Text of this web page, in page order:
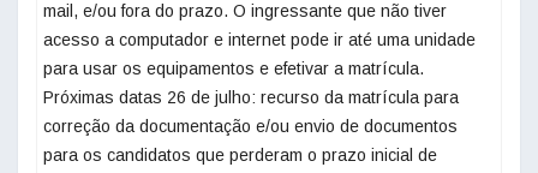
mail, e/ou fora do prazo. O ingressante que não tiver
acesso a computador e internet pode ir até uma unidade
para usar os equipamentos e efetivar a matrícula.
Próximas datas 26 de julho: recurso da matrícula para
correção da documentação e/ou envio de documentos
para os candidatos que perderam o prazo inicial de